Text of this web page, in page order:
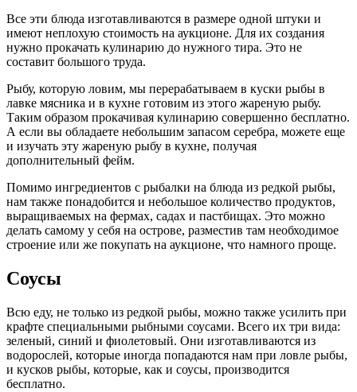
Все эти блюда изготавливаются в размере одной штуки и
имеют неплохую стоимость на аукционе. Для их создания
нужно прокачать кулинарию до нужного тира. Это не
составит большого труда.
Рыбу, которую ловим, мы перерабатываем в куски рыбы в
лавке мясника и в кухне готовим из этого жареную рыбу.
Таким образом прокачивая кулинарию совершенно бесплатно.
А если вы обладаете небольшим запасом серебра, можете еще
и изучать эту жареную рыбу в кухне, получая
дополнительный фейм.
Помимо ингредиентов с рыбалки на блюда из редкой рыбы,
нам также понадобится и небольшое количество продуктов,
выращиваемых на фермах, садах и пастбищах. Это можно
делать самому у себя на острове, разместив там необходимое
строение или же покупать на аукционе, что намного проще.
Соусы
Всю еду, не только из редкой рыбы, можно также усилить при
крафте специальными рыбными соусами. Всего их три вида:
зеленый, синий и фиолетовый. Они изготавливаются из
водорослей, которые иногда попадаются нам при ловле рыбы,
и кусков рыбы, которые, как и соусы, производится
бесплатно.